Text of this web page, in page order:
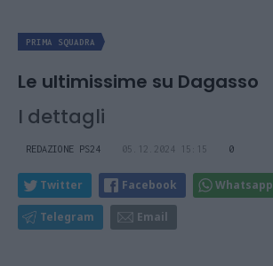
PRIMA SQUADRA
Le ultimissime su Dagasso
I dettagli
REDAZIONE PS24 05.12.2024 15:15 0
Twitter Facebook Whatsapp
Telegram Email